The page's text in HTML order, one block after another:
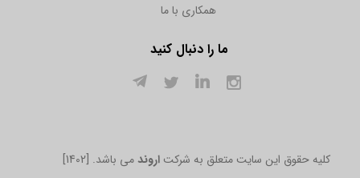
همکاری با ما
ما را دنبال کنید
[1402] .کلیه حقوق این سایت متعلق به شرکت اروندمی باشد